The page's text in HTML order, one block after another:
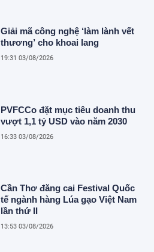
Giải mã công nghệ ‘làm lành vết
thương’ cho khoai lang
19:31 03/08/2026
PVFCCo đặt mục tiêu doanh thu
vượt 1,1 tỷ USD vào năm 2030
16:33 03/08/2026
Cần Thơ đăng cai Festival Quốc
tế ngành hàng Lúa gạo Việt Nam
lần thứ II
13:53 03/08/2026